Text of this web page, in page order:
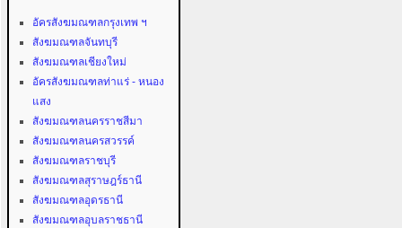
อัครสังฆมณฑลกรุงเทพ ฯ
สังฆมณฑลจันทบุรี
สังฆมณฑลเชียงใหม่
อัครสังฆมณฑลท่าแร่ - หนอง
แสง
สังฆมณฑลนครราชสีมา
สังฆมณฑลนครสวรรค์
สังฆมณฑลราชบุรี
สังฆมณฑลสุราษฎร์ธานี
สังฆมณฑลอุดรธานี
สังฆมณฑลอุบลราชธานี